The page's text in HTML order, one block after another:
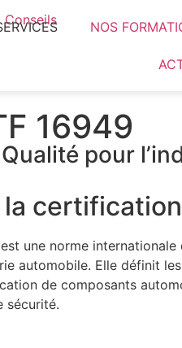
NOS
16949
pour
la
est une norme
automobile. Elle définit
de composants
sécurité.